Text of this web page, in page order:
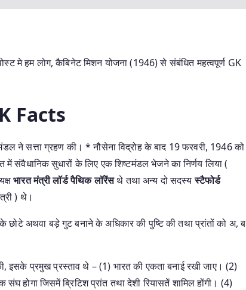
मे हम लोग, कैबिनेट मिशन योजना (1946) से संबंधित महत्वपूर्ण GK
Facts
ने सत्ता ग्रहण की। * नौसेना विद्रोह के बाद 19 फरवरी, 1946 को
में संवैधानिक सुधारों के लिए एक शिष्टमंडल भेजने का निर्णय लिया (
भारत मंत्री लॉर्ड पैथिक लॉरेंसथे तथा अन्य दो सदस्यस्टैफोर्ड
) थे।
छोटे अथवा बड़े गुट बनाने के अधिकार की पुष्टि की तथा प्रांतों को अ, ब
इसके प्रमुख प्रस्ताव थे – (1) भारत की एकता बनाई रखी जाए। (2)
होगा जिसमें ब्रिटिश प्रांत तथा देशी रियासतें शामिल होंगी। (4)